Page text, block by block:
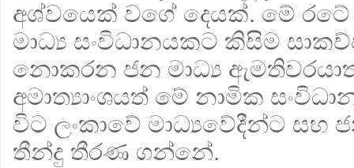
අශ්වයෙක් වගේ දෙයක්. මේ රටේ
මාධ්‍ය සංවිධානයකට කිසිම
නොකරන ජන මාධ්‍ය
අමාත්‍යාංශයත් මේ නාමික
විට ලංකාවේ මාධ්‍යවේදීන්ට සහ
තීන්දු තීරණ ගන්නේ.